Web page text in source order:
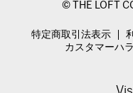
© THE LOFT
特定商取引法表示
カスタマーハ